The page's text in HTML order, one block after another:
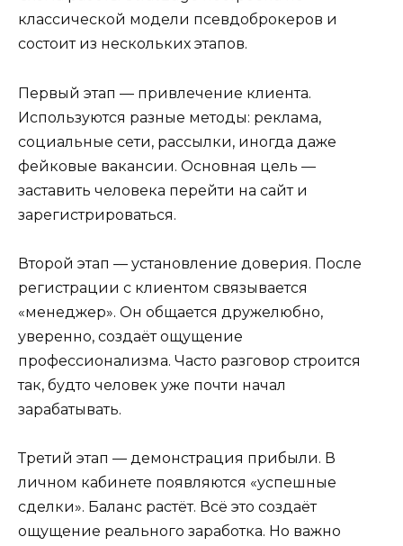
классической модели псевдоброкеров и
состоит из нескольких этапов.
Первый этап — привлечение клиента.
Используются разные методы: реклама,
социальные сети, рассылки, иногда даже
фейковые вакансии. Основная цель —
заставить человека перейти на сайт и
зарегистрироваться.
Второй этап — установление доверия. После
регистрации с клиентом связывается
«менеджер». Он общается дружелюбно,
уверенно, создаёт ощущение
профессионализма. Часто разговор строится
так, будто человек уже почти начал
зарабатывать.
Третий этап — демонстрация прибыли. В
личном кабинете появляются «успешные
сделки». Баланс растёт. Всё это создаёт
ощущение реального заработка. Но важно